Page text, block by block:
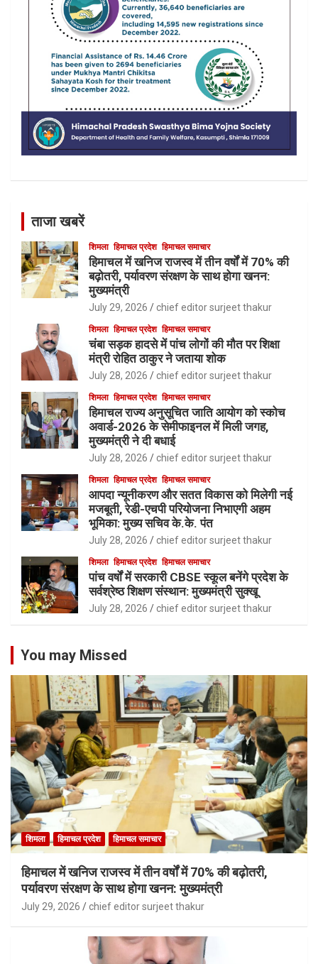
ताजा खबरें
शिमला हिमाचल प्रदेश हिमाचल समाचार
हिमाचल में खनिज राजस्व में तीन वर्षों में 70% की
बढ़ोतरी, पर्यावरण संरक्षण के साथ होगा खनन:
मुख्यमंत्री
July 29, 2026 chief editor surjeet thakur
शिमला हिमाचल प्रदेश हिमाचल समाचार
चंबा सड़क हादसे में पांच लोगों की मौत पर शिक्षा
मंत्री रोहित ठाकुर ने जताया शोक
July 28, 2026 chief editor surjeet thakur
शिमला हिमाचल प्रदेश हिमाचल समाचार
हिमाचल राज्य अनुसूचित जाति आयोग को स्कोच
अवार्ड-2026 के सेमीफाइनल में मिली जगह,
मुख्यमंत्री ने दी बधाई
July 28, 2026 chief editor surjeet thakur
शिमला हिमाचल प्रदेश हिमाचल समाचार
आपदा न्यूनीकरण और सतत विकास को मिलेगी नई
मजबूती, रेडी-एचपी परियोजना निभाएगी अहम
भूमिका: मुख्य सचिव के.के. पंत
July 28, 2026 chief editor surjeet thakur
शिमला हिमाचल प्रदेश हिमाचल समाचार
पांच वर्षों में सरकारी CBSE स्कूल बनेंगे प्रदेश के
सर्वश्रेष्ठ शिक्षण संस्थान: मुख्यमंत्री सुक्खू
July 28, 2026 chief editor surjeet thakur
You may Missed
शिमला हिमाचल प्रदेश हिमाचल समाचार
हिमाचल में खनिज राजस्व में तीन वर्षों में 70% की बढ़ोतरी,
पर्यावरण संरक्षण के साथ होगा खनन: मुख्यमंत्री
July 29, 2026 chief editor surjeet thakur